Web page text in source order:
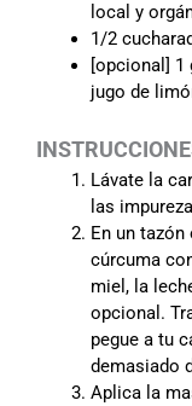
local y
1/2
[opcional] 1
jugo de
Lávate la
las
En un
cúrcuma
miel, la
opcional.
pegue a tu
demasiado
Aplica la